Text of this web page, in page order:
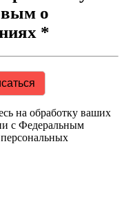
о
*
на обработку ваших
с Федеральным